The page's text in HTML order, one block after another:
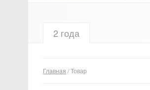
2 года
Главная / Товар